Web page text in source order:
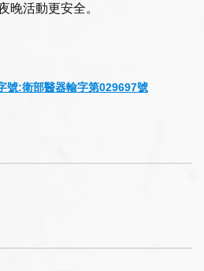
晚活動更安全。
號:衛部醫器輸字第029697號